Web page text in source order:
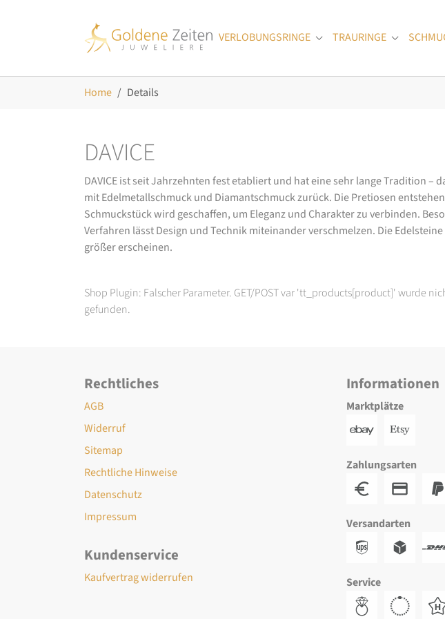
VERLOBUNGSRINGE
Submenu for
TRAURINGE Submenu
Home Details
DAVICE
DAVICE ist seit Jahrzehnten fest etabliert und hat eine sehr lange Tradition
mit Edelmetallschmuck und Diamantschmuck zurück. Die Pretiosen
Schmuckstück wird geschaffen, um Eleganz und Charakter zu verbinden.
Verfahren lässt Design und Technik miteinander verschmelzen. Die
größer erscheinen.
Shop Plugin: Falscher Parameter. GET/POST var 'tt_products[product]' wurde
gefunden.
Rechtliches
AGB
Widerruf
Sitemap
Rechtliche Hinweise
Datenschutz
Impressum
Kundenservice
Kaufvertrag widerrufen
Informationen
Marktplätze
Zahlungsarten
Versandarten
Service